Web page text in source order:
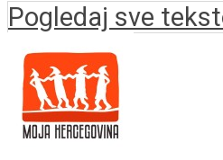
Pogledaj sve